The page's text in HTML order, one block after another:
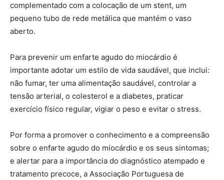
complementado com a colocação de um stent, um
pequeno tubo de rede metálica que mantém o vaso
aberto.
Para prevenir um enfarte agudo do miocárdio é
importante adotar um estilo de vida saudável, que inclui:
não fumar, ter uma alimentação saudável, controlar a
tensão arterial, o colesterol e a diabetes, praticar
exercício físico regular, vigiar o peso e evitar o stress.
Por forma a promover o conhecimento e a compreensão
sobre o enfarte agudo do miocárdio e os seus sintomas;
e alertar para a importância do diagnóstico atempado e
tratamento precoce, a Associação Portuguesa de